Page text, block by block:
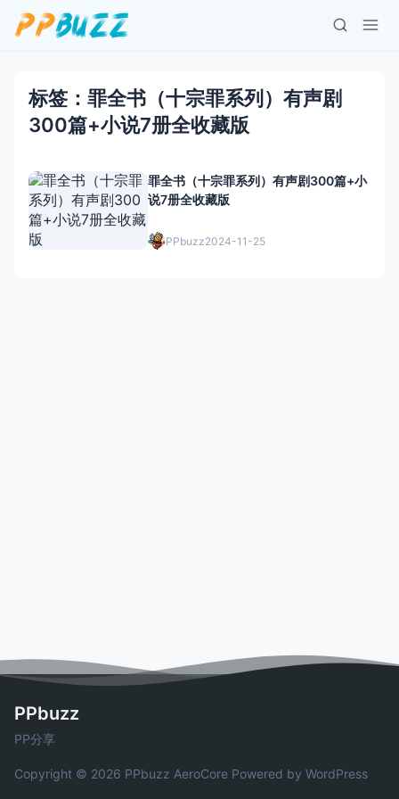
标签：罪全书（十宗罪系列）有声剧
300篇+小说7册全收藏版
罪全书（十宗罪系列）有声剧300篇+小
说7册全收藏版
PPbuzz2024-11-25
PPbuzz
PP分享
Copyright © 2026 PPbuzz AeroCore Powered by WordPress